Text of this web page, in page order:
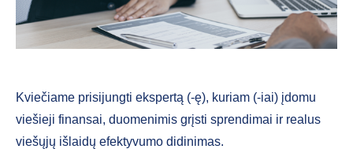
Kviečiame prisijungti ekspertą (-ę), kuriam (-iai) įdomu
viešieji finansai, duomenimis grįsti sprendimai ir realus
viešųjų išlaidų efektyvumo didinimas.